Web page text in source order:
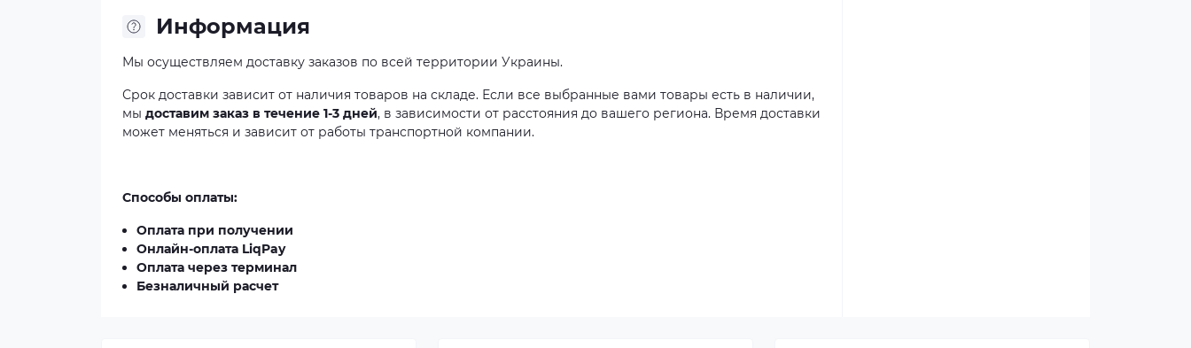
Информация
Мы осуществляем доставку заказов по всей территории Украины.
Срок доставки зависит от наличия товаров на складе. Если все выбранные вами товары есть в наличии,
мы доставим заказ в течение 1-3 дней, в зависимости от расстояния до вашего региона. Время доставки
может меняться и зависит от работы транспортной компании.
Способы оплаты:
Оплата при получении
Онлайн-оплата LiqPay
Оплата через терминал
Безналичный расчет